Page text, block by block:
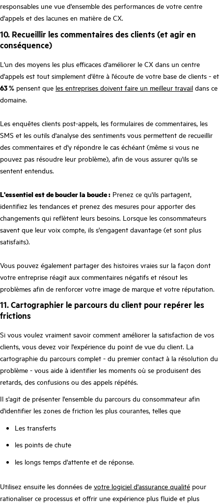
responsables une vue d'ensemble des performances de votre centre
d'appels et des lacunes en matière de CX.
10. Recueillir les commentaires des clients (et agir en
conséquence)
L'un des moyens les plus efficaces d'améliorer le CX dans un centre
d'appels est tout simplement d'être à l'écoute de votre base de clients - et
63 % pensent que les entreprises doivent faire un meilleur travail dans ce
domaine.
Les enquêtes clients post-appels, les formulaires de commentaires, les
SMS et les outils d'analyse des sentiments vous permettent de recueillir
des commentaires et d'y répondre le cas échéant (même si vous ne
pouvez pas résoudre leur problème), afin de vous assurer qu'ils se
sentent entendus.
L'essentiel est de boucler la boucle : Prenez ce qu'ils partagent,
identifiez les tendances et prenez des mesures pour apporter des
changements qui reflètent leurs besoins. Lorsque les consommateurs
savent que leur voix compte, ils s'engagent davantage (et sont plus
satisfaits).
Vous pouvez également partager des histoires vraies sur la façon dont
votre entreprise réagit aux commentaires négatifs et résout les
problèmes afin de renforcer votre image de marque et votre réputation.
11. Cartographier le parcours du client pour repérer les
frictions
Si vous voulez vraiment savoir comment améliorer la satisfaction de vos
clients, vous devez voir l'expérience du point de vue du client. La
cartographie du parcours complet - du premier contact à la résolution du
problème - vous aide à identifier les moments où se produisent des
retards, des confusions ou des appels répétés.
Il s'agit de présenter l'ensemble du parcours du consommateur afin
d'identifier les zones de friction les plus courantes, telles que
Les transferts
les points de chute
les longs temps d'attente et de réponse.
Utilisez ensuite les données de votre logiciel d'assurance qualité pour
rationaliser ce processus et offrir une expérience plus fluide et plus